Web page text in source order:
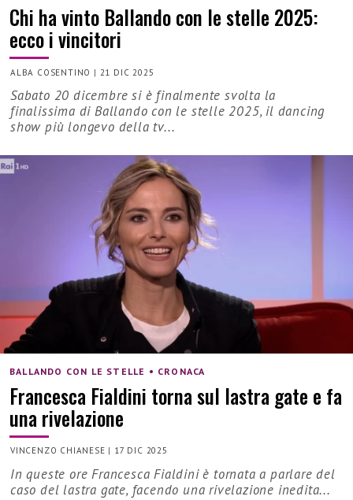
Chi ha vinto Ballando con le stelle 2025:
ecco i vincitori
ALBA COSENTINO | 21 DIC 2025
Sabato 20 dicembre si è finalmente svolta la
finalissima di Ballando con le stelle 2025, il dancing
show più longevo della tv...
BALLANDO CON LE STELLE • CRONACA
Francesca Fialdini torna sul lastra gate e fa
una rivelazione
VINCENZO CHIANESE | 17 DIC 2025
In queste ore Francesca Fialdini è tornata a parlare del
caso del lastra gate, facendo una rivelazione inedita...